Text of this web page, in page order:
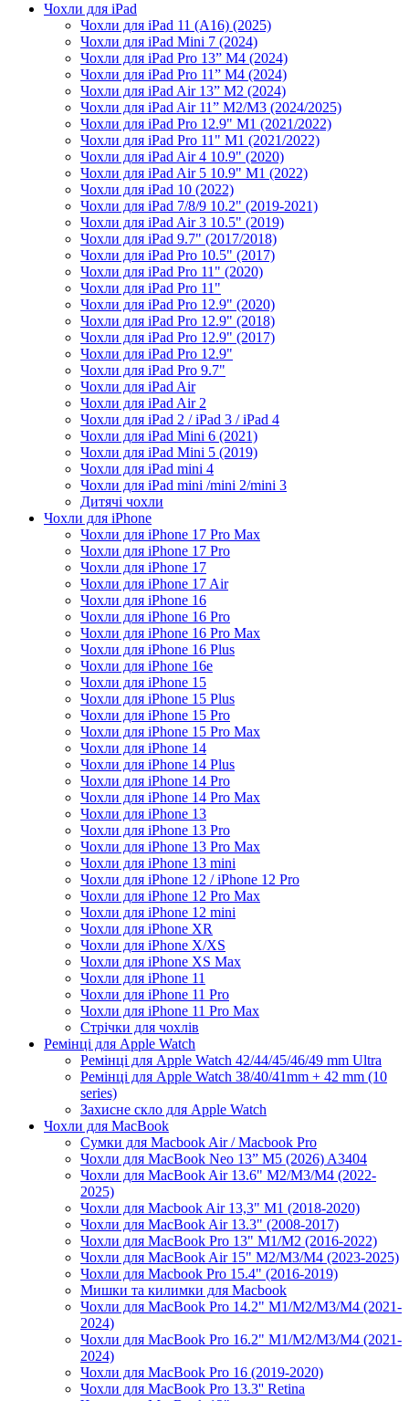
Чохли для iPad
Чохли для iPad 11 (A16) (2025)
Чохли для iPad Mini 7 (2024)
Чохли для iPad Pro 13” M4 (2024)
Чохли для iPad Pro 11” M4 (2024)
Чохли для iPad Air 13” M2 (2024)
Чохли для iPad Air 11” M2/M3 (2024/2025)
Чохли для iPad Pro 12.9" M1 (2021/2022)
Чохли для iPad Pro 11" M1 (2021/2022)
Чохли для iPad Air 4 10.9" (2020)
Чохли для iPad Air 5 10.9" M1 (2022)
Чохли для iPad 10 (2022)
Чохли для iPad 7/8/9 10.2" (2019-2021)
Чохли для iPad Air 3 10.5" (2019)
Чохли для iPad 9.7" (2017/2018)
Чохли для iPad Pro 10.5" (2017)
Чохли для iPad Pro 11" (2020)
Чохли для iPad Pro 11"
Чохли для iPad Pro 12.9" (2020)
Чохли для iPad Pro 12.9" (2018)
Чохли для iPad Pro 12.9" (2017)
Чохли для iPad Pro 12.9"
Чохли для iPad Pro 9.7"
Чохли для iPad Air
Чохли для iPad Air 2
Чохли для iPad 2 / iPad 3 / iPad 4
Чохли для iPad Mini 6 (2021)
Чохли для iPad Mini 5 (2019)
Чохли для iPad mini 4
Чохли для iPad mini /mini 2/mini 3
Дитячі чохли
Чохли для iPhone
Чохли для iPhone 17 Pro Max
Чохли для iPhone 17 Pro
Чохли для iPhone 17
Чохли для iPhone 17 Air
Чохли для iPhone 16
Чохли для iPhone 16 Pro
Чохли для iPhone 16 Pro Max
Чохли для iPhone 16 Plus
Чохли для iPhone 16e
Чохли для iPhone 15
Чохли для iPhone 15 Plus
Чохли для iPhone 15 Pro
Чохли для iPhone 15 Pro Max
Чохли для iPhone 14
Чохли для iPhone 14 Plus
Чохли для iPhone 14 Pro
Чохли для iPhone 14 Pro Max
Чохли для iPhone 13
Чохли для iPhone 13 Pro
Чохли для iPhone 13 Pro Max
Чохли для iPhone 13 mini
Чохли для iPhone 12 / iPhone 12 Pro
Чохли для iPhone 12 Pro Max
Чохли для iPhone 12 mini
Чохли для iPhone XR
Чохли для iPhone X/XS
Чохли для iPhone XS Max
Чохли для iPhone 11
Чохли для iPhone 11 Pro
Чохли для iPhone 11 Pro Max
Стрічки для чохлів
Ремінці для Apple Watch
Ремінці для Apple Watch 42/44/45/46/49 mm Ultra
Ремінці для Apple Watch 38/40/41mm + 42 mm (10
series)
Захисне скло для Apple Watch
Чохли для MacBook
Сумки для Macbook Air / Macbook Pro
Чохли для MacBook Neo 13” M5 (2026) A3404
Чохли для MacBook Air 13.6" M2/M3/М4 (2022-
2025)
Чохли для Macbook Air 13,3" M1 (2018-2020)
Чохли для MacBook Air 13.3" (2008-2017)
Чохли для MacBook Pro 13" M1/M2 (2016-2022)
Чохли для MacBook Air 15" M2/M3/M4 (2023-2025)
Чохли для Macbook Pro 15.4" (2016-2019)
Мишки та килимки для Macbook
Чохли для MacBook Pro 14.2" M1/M2/M3/M4 (2021-
2024)
Чохли для MacBook Pro 16.2" M1/M2/M3/M4 (2021-
2024)
Чохли для MacBook Pro 16 (2019-2020)
Чохли для MacBook Pro 13.3'' Retina